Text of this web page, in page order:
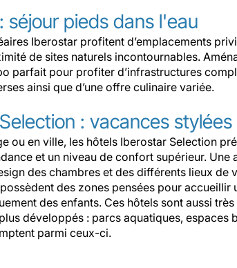
séjour pieds dans l'eau
Iberostar profitent d’emplacements
de sites naturels incontournables.
parfait pour profiter d’infrastructures
ainsi que d’une offre culinaire variée.
: vacances stylées
ou en ville, les hôtels Iberostar Selection
et un niveau de confort supérieur. Une
des chambres et des différents lieux de
des zones pensées pour accueillir
des enfants. Ces hôtels sont aussi
développés : parcs aquatiques, espaces
parmi ceux-ci.